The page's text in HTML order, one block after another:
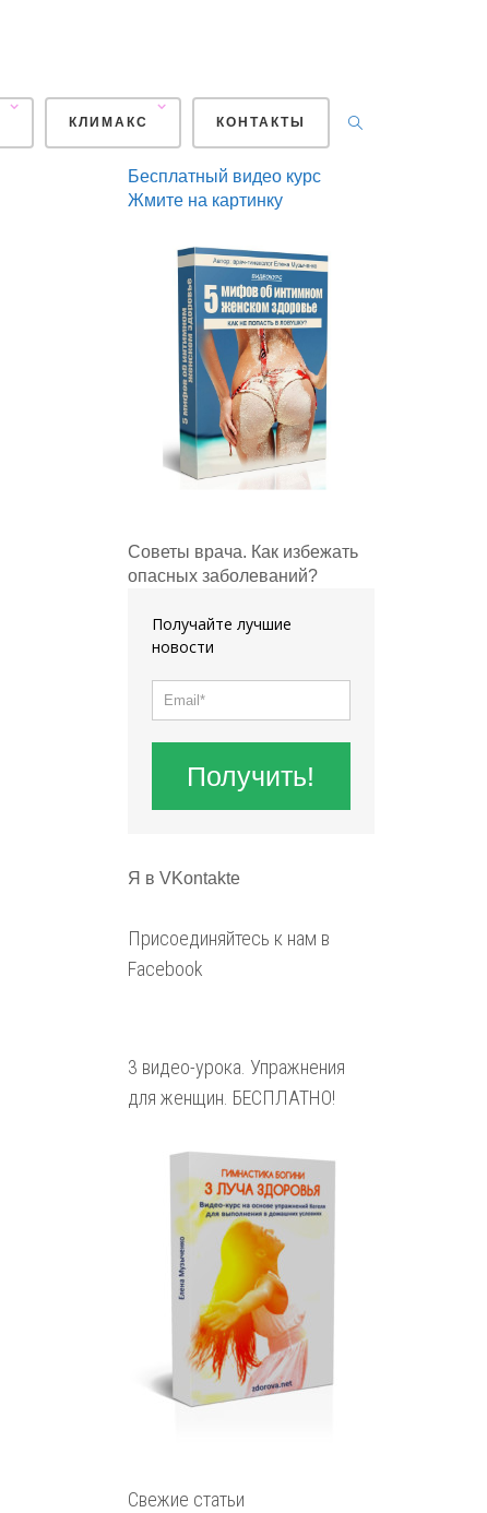
КЛИМАКС КОНТАКТЫ
+7929439-17-97 post@vospitanie2.com
Бесплатный видео курс
Жмите на картинку
Советы врача. Как избежать
опасных заболеваний?
Получайте лучшие
новости
Получить!
Я в VKontakte
Присоединяйтесь к нам в
Facebook
3 видео-урока. Упражнения
для женщин. БЕСПЛАТНО!
Свежие статьи